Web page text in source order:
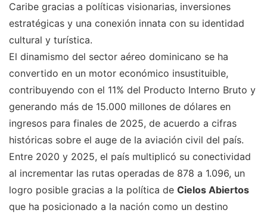
Caribe gracias a políticas visionarias, inversiones
estratégicas y una conexión innata con su identidad
cultural y turística.
El dinamismo del sector aéreo dominicano se ha
convertido en un motor económico insustituible,
contribuyendo con el 11% del Producto Interno Bruto y
generando más de 15.000 millones de dólares en
ingresos para finales de 2025, de acuerdo a cifras
históricas sobre el auge de la aviación civil del país.
Entre 2020 y 2025, el país multiplicó su conectividad
al incrementar las rutas operadas de 878 a 1.096, un
logro posible gracias a la política de Cielos Abiertos
que ha posicionado a la nación como un destino